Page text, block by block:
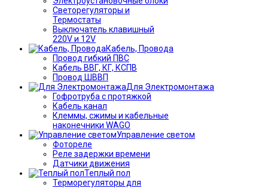
Светорегуляторы и
Термостаты
Выключатель клавишный
220V и 12V
Кабель, Провода
Провод гибкий ПВС
Кабель ВВГ, КГ, КСПВ
Провод ШВВП
Для Электромонтажа
Гофротруба с протяжкой
Кабель канал
Клеммы, сжимы и кабельные
наконечники WAGO
Управление светом
Фотореле
Реле задержки времени
Датчики движения
Теплый пол
Терморегуляторы для